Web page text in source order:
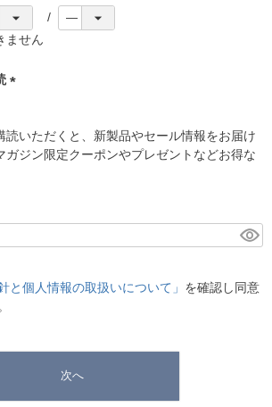
ません
須
)
読いただくと、新製品やセール情報をお届け
ガジン限定クーポンやプレゼントなどお得な
と個人情報の取扱いについて」 を確認し同意
次へ